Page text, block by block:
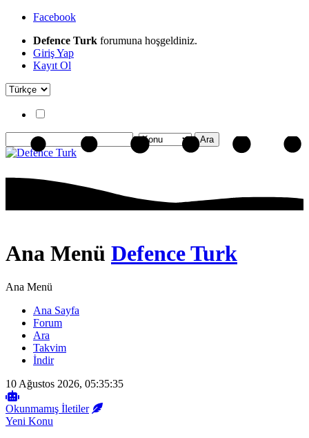
Facebook
Defence Turk forumuna hoşgeldiniz.
Giriş Yap
Kayıt Ol
Ana Menü Defence Turk
Ana Menü
Ana Sayfa
Forum
Ara
Takvim
İndir
10 Ağustos 2026, 05:35:35
Okunmamış İletiler
Yeni Konu